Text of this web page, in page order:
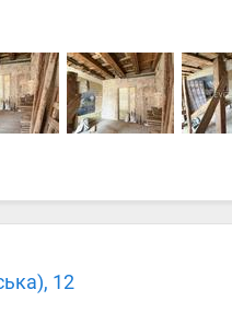
облаштувати простір
переваги: • 3 поверх; • 2
• документи у власності
• поруч станція метро «Площа
ТРЦ, парки та вся необхідна
так і для інвестиції з високим
12